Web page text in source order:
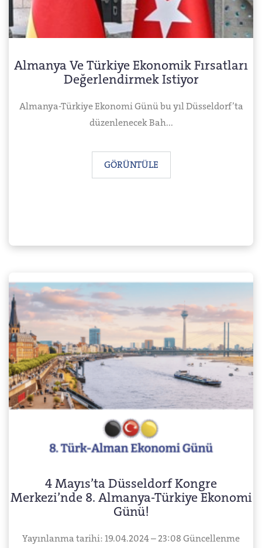
Almanya Ve Türkiye Ekonomik Fırsatları
Değerlendirmek Istiyor
Almanya-Türkiye Ekonomi Günü bu yıl Düsseldorf’ta
düzenlenecek Bah...
GÖRÜNTÜLE
4 Mayıs’ta Düsseldorf Kongre
Merkezi’nde 8. Almanya-Türkiye Ekonomi
Günü!
Yayınlanma tarihi: 19.04.2024 – 23:08 Güncellenme